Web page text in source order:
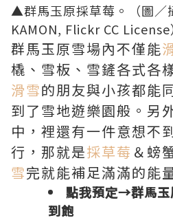
▲群馬玉原採草莓。（圖／
KAMON, Flickr CC License
群馬玉原雪場內不僅能
橇、雪板、雪鏟各式各
滑雪的朋友與小孩都能
到了雪地遊樂園般。另
中，裡還有一件意想不
行，那就是採草莓 ＆螃
雪完就能補足滿滿的能
點我預定→群馬
到飽